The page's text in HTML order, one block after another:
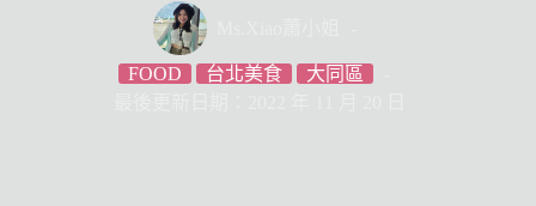
FOOD 台北美食
大同區